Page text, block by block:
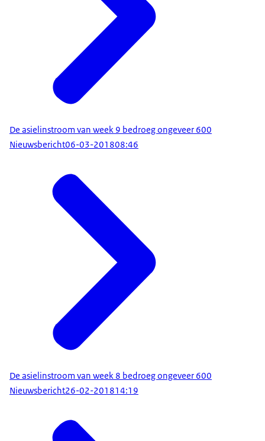
De asielinstroom van week 9 bedroeg ongeveer 600
Nieuwsbericht06-03-201808:46
De asielinstroom van week 8 bedroeg ongeveer 600
Nieuwsbericht26-02-201814:19